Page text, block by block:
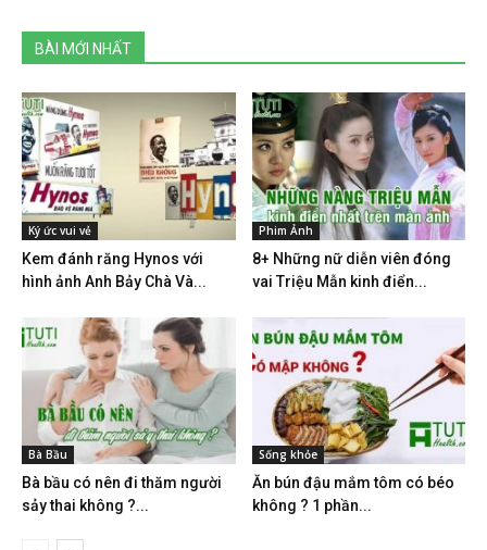
BÀI MỚI NHẤT
Ký ức vui vẻ
Kem đánh răng Hynos với
hình ảnh Anh Bảy Chà Và...
Phim Ảnh
8+ Những nữ diễn viên đóng
vai Triệu Mẫn kinh điển...
Bà Bầu
Bà bầu có nên đi thăm người
sảy thai không ?...
Sống khỏe
Ăn bún đậu mắm tôm có béo
không ? 1 phần...